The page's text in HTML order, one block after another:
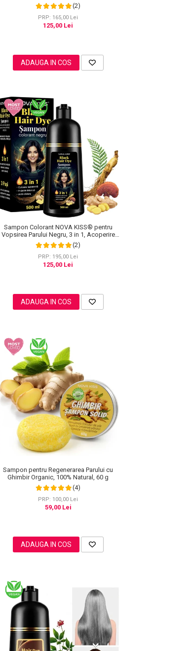
(2)
PRP: 165,00 Lei
125,00 Lei
ADAUGA IN COS
Sampon Colorant NOVA KISS® pentru
Vopsirea Parului Negru, 3 in 1, Acoperire
Fire Albe, 500 ml
(2)
PRP: 195,00 Lei
125,00 Lei
ADAUGA IN COS
Sampon pentru Regenerarea Parului cu
Ghimbir Organic, 100% Natural, 60 g
(4)
PRP: 100,00 Lei
59,00 Lei
ADAUGA IN COS